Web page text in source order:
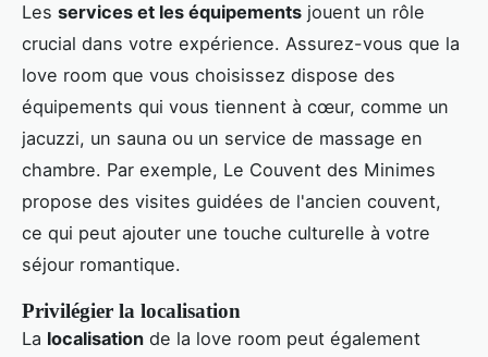
Les services et les équipements jouent un rôle
crucial dans votre expérience. Assurez-vous que la
love room que vous choisissez dispose des
équipements qui vous tiennent à cœur, comme un
jacuzzi, un sauna ou un service de massage en
chambre. Par exemple, Le Couvent des Minimes
propose des visites guidées de l'ancien couvent,
ce qui peut ajouter une touche culturelle à votre
séjour romantique.
Privilégier la localisation
La localisation de la love room peut également